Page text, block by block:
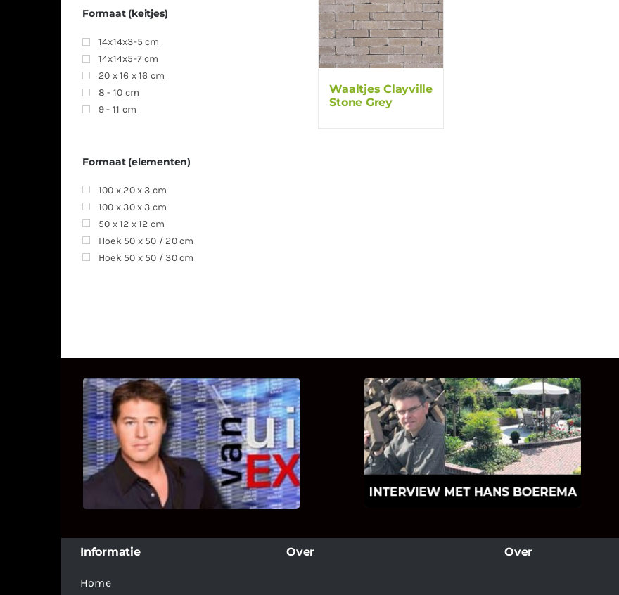
Waaltjes Clayville
Stone Grey
Formaat (keitjes)
14x14x3-5 cm
14x14x5-7 cm
20 x 16 x 16 cm
8 - 10 cm
9 - 11 cm
Formaat (elementen)
100 x 20 x 3 cm
100 x 30 x 3 cm
50 x 12 x 12 cm
Hoek 50 x 50 / 20 cm
Hoek 50 x 50 / 30 cm
UITSTEL VAN EXECUTIE
Bekijk hier de fragmenten van de
deelname van Bricks and Stones aan
dit programma.
INTERVIEW MET HANS
BOEREMA
Hoe Bricks and Stones ontstaan is en
wat Hans Boerema motiveert in de
wereld van klinkers en tegels!
Informatie
Home
Over Over